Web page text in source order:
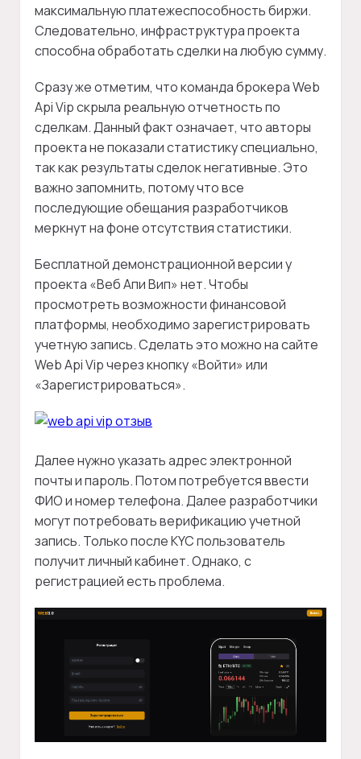
максимальную платежеспособность биржи.
Следовательно, инфраструктура проекта
способна обработать сделки на любую сумму.
Сразу же отметим, что команда брокера Web
Api Vip скрыла реальную отчетность по
сделкам. Данный факт означает, что авторы
проекта не показали статистику специально,
так как результаты сделок негативные. Это
важно запомнить, потому что все
последующие обещания разработчиков
меркнут на фоне отсутствия статистики.
Бесплатной демонстрационной версии у
проекта «Веб Апи Вип» нет. Чтобы
просмотреть возможности финансовой
платформы, необходимо зарегистрировать
учетную запись. Сделать это можно на сайте
Web Api Vip через кнопку «Войти» или
«Зарегистрироваться».
Далее нужно указать адрес электронной
почты и пароль. Потом потребуется ввести
ФИО и номер телефона. Далее разработчики
могут потребовать верификацию учетной
запись. Только после KYC пользователь
получит личный кабинет. Однако, с
регистрацией есть проблема.